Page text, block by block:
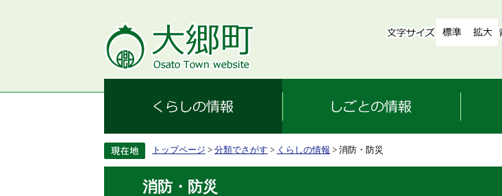
トップページ > 分類でさがす > くらしの情報 > 消防・防災
消防・防災